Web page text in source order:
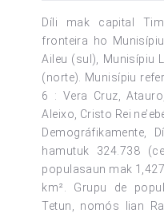
Díli mak capital
fronteira ho
Aileu (sul), Munisípiu
(norte). Munisípiu
6 : Vera Cruz,
Aleixo, Cristo Rei
Demográfikamente,
hamutuk 324.738
populasaun mak
km². Grupu de
Tetun, nomós lian